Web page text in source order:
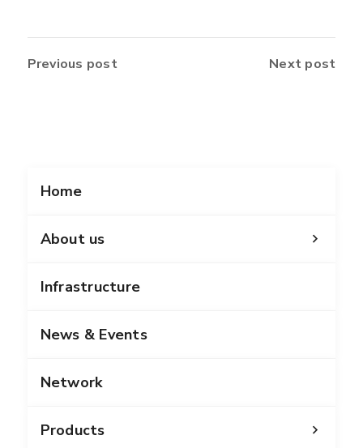
Previous post Next post
Home
About us
Infrastructure
News & Events
Network
Products